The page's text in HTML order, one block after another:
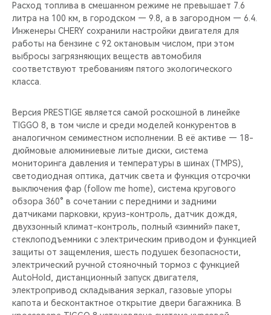
ВИДЕООБЗОРЫ
CHERY ДЛЯ ДЕТЕЙ
Расход топлива в смешанном режиме не превышает 7.6
литра на 100 км, в городском — 9.8, а в загородном — 6.4.
Инженеры CHERY сохранили настройки двигателя для
работы на бензине с 92 октановым числом, при этом
выбросы загрязняющих веществ автомобиля
соответствуют требованиям пятого экологического
класса.
Версия PRESTIGE является самой роскошной в линейке
TIGGO 8, в том числе и среди моделей конкурентов в
аналогичном семиместном исполнении. В её активе — 18-
дюймовые алюминиевые литые диски, система
мониторинга давления и температуры в шинах (TMPS),
светодиодная оптика, датчик света и функция отсрочки
выключения фар (follow me home), система кругового
обзора 360° в сочетании с передними и задними
датчиками парковки, круиз-контроль, датчик дождя,
двухзонный климат-контроль, полный «зимний» пакет,
cтеклоподъемники с электрическим приводом и функцией
защиты от защемления, шесть подушек безопасности,
электрический ручной стояночный тормоз с функцией
AutoHold, дистанционный запуск двигателя,
электропривод складывания зеркал, газовые упоры
капота и бесконтактное открытие двери багажника. В